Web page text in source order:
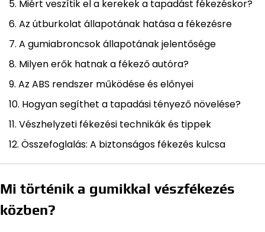
Miért veszítik el a kerekek a tapadást fékezéskor?
Az útburkolat állapotának hatása a fékezésre
A gumiabroncsok állapotának jelentősége
Milyen erők hatnak a fékező autóra?
Az ABS rendszer működése és előnyei
Hogyan segíthet a tapadási tényező növelése?
Vészhelyzeti fékezési technikák és tippek
Összefoglalás: A biztonságos fékezés kulcsa
Mi történik a gumikkal vészfékezés
közben?